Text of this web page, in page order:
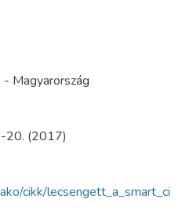
Magyarország
20. (2017)
cikk/lecsengett_a_smart_ci